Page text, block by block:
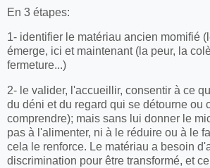
En 3 étapes:
1- identifier le matériau ancien momifié
émerge, ici et maintenant (la peur, la
fermeture...)
2- le valider, l'accueillir, consentir à ce
du déni et du regard qui se détourne ou
comprendre); mais sans lui donner le
pas à l'alimenter, ni à le réduire ou à le
cela le renforce. Le matériau a besoin
discrimination pour être transformé, et